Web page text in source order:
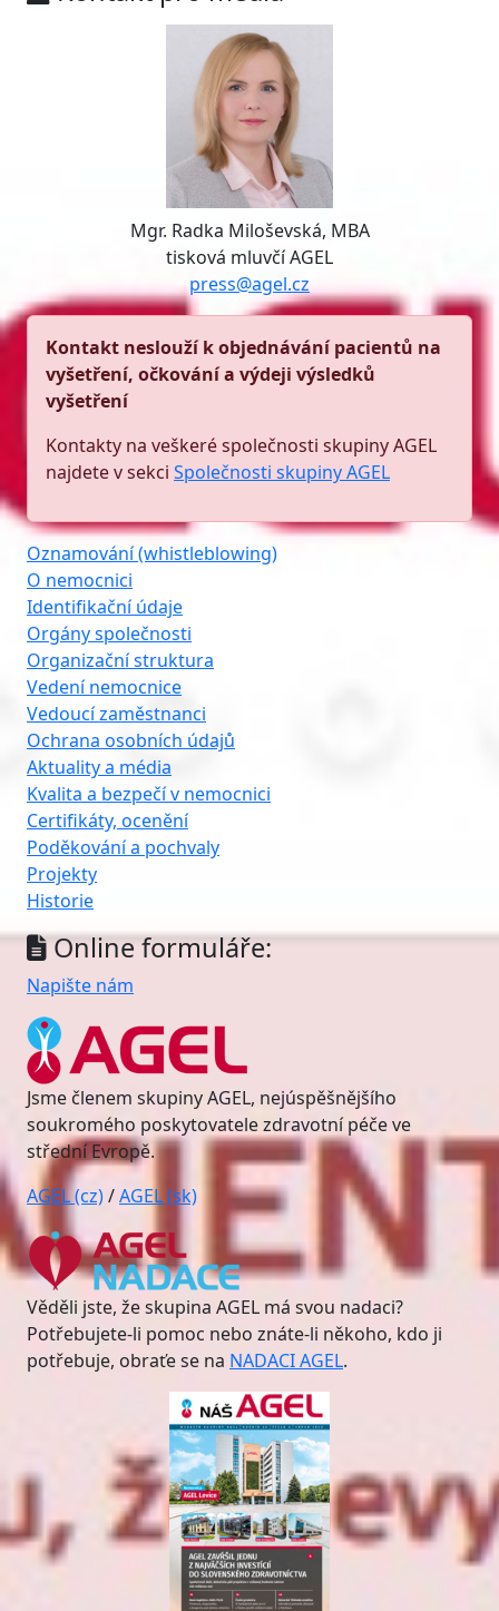
Mgr. Radka Miloševská, MBA
tisková mluvčí AGEL
press@agel.cz
Kontakt neslouží k objednávání pacientů na
vyšetření, očkování a výdeji výsledků
vyšetření
Kontakty na veškeré společnosti skupiny AGEL
najdete v sekci Společnosti skupiny AGEL
Oznamování (whistleblowing)
O nemocnici
Identifikační údaje
Orgány společnosti
Organizační struktura
Vedení nemocnice
Vedoucí zaměstnanci
Ochrana osobních údajů
Aktuality a média
Kvalita a bezpečí v nemocnici
Certifikáty, ocenění
Poděkování a pochvaly
Projekty
Historie
Online formuláře:
Napište nám
Jsme členem skupiny AGEL, nejúspěšnějšího
soukromého poskytovatele zdravotní péče ve
střední Evropě.
AGEL (cz)/AGEL (sk)
Věděli jste, že skupina AGEL má svou nadaci?
Potřebujete-li pomoc nebo znáte-li někoho, kdo ji
potřebuje, obraťe se na NADACI AGEL.